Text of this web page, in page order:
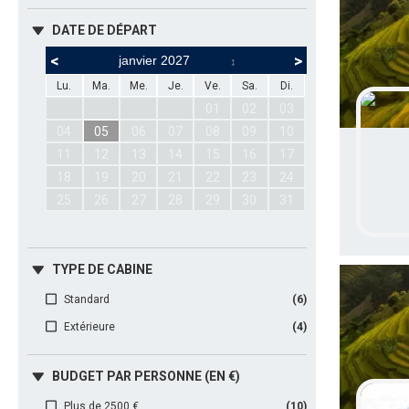
DATE DE DÉPART
Lu. Ma. Me. Je. Ve. Sa. Di.
05
Ma. Me.
02 03
09 10
< >
TYPE DE CABINE
Standard (6)
Extérieure (4)
BUDGET PAR PERSONNE (EN €)